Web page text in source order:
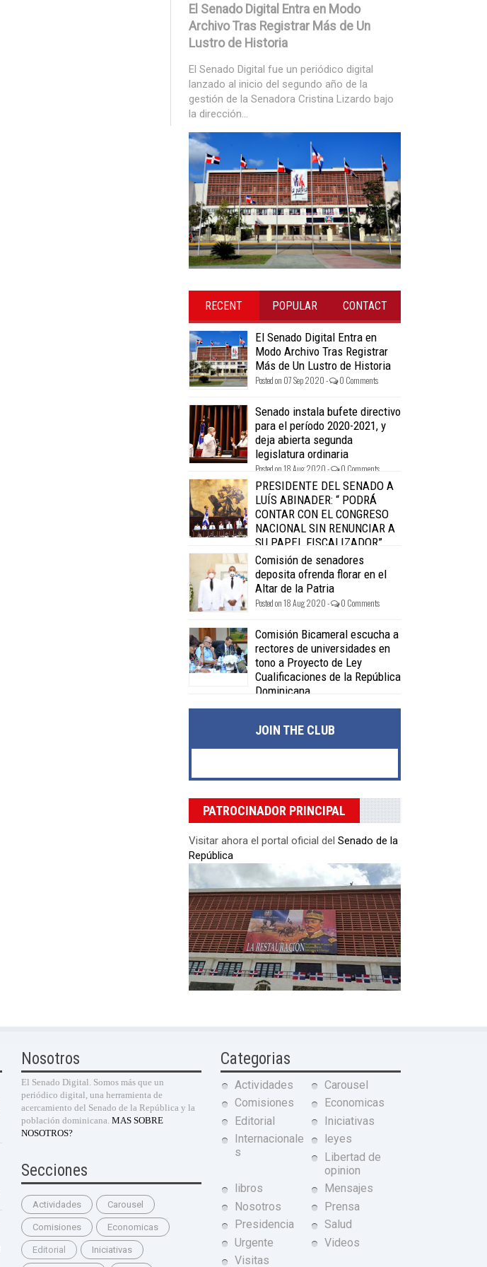
El Senado Digital Entra en Modo
Archivo Tras Registrar Más de Un
Lustro de Historia
El Senado Digital fue un periódico digital
lanzado al inicio del segundo año de la
gestión de la Senadora Cristina Lizardo bajo
la dirección...
RECENT POPULAR CONTACT
El Senado Digital Entra en
Modo Archivo Tras Registrar
Más de Un Lustro de Historia
Posted on 07 Sep 2020 - 0 Comments
Senado instala bufete directivo
para el período 2020-2021, y
deja abierta segunda
legislatura ordinaria
Posted on 18 Aug 2020 - 0 Comments
PRESIDENTE DEL SENADO A
LUÍS ABINADER: “ PODRÁ
CONTAR CON EL CONGRESO
NACIONAL SIN RENUNCIAR A
SU PAPEL FISCALIZADOR”.
Posted on 18 Aug 2020 - 0 Comments
Comisión de senadores
deposita ofrenda florar en el
Altar de la Patria
Posted on 18 Aug 2020 - 0 Comments
Comisión Bicameral escucha a
rectores de universidades en
tono a Proyecto de Ley
Cualificaciones de la República
Dominicana
JOIN THE CLUB
PATROCINADOR PRINCIPAL
Visitar ahora el portal oficial del Senado de la
República
Nosotros
El Senado Digital. Somos más que un
periódico digital, una herramienta de
acercamiento del Senado de la República y la
población dominicana.MAS SOBRE
NOSOTROS?
Secciones
Actividades Carousel
Comisiones Economicas
Editorial Iniciativas
Categorias
Actividades
Carousel
Comisiones
Economicas
Editorial
Iniciativas
Internacionale
s
leyes
Libertad de
opinion
libros
Mensajes
Nosotros
Prensa
Presidencia
Salud
Urgente
Videos
Visitas